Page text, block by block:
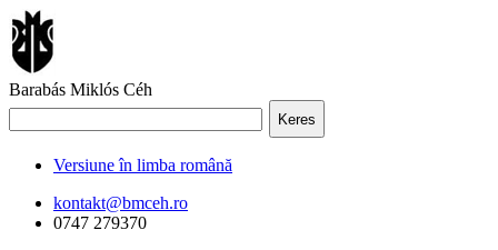
Barabás Miklós Céh
Keres
Versiune în limba română
kontakt@bmceh.ro
0747 279370